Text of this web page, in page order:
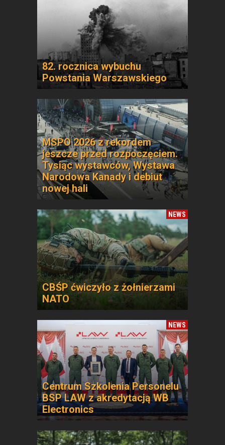
82. rocznica wybuchu
Powstania Warszawskiego
MSPO 2026 z rekordem
jeszcze przed rozpoczęciem.
Tysiąc wystawców, Wystawa
Narodowa Kanady i debiut
nowej hali
NEWS
CBŚP ćwiczyło z żołnierzami
NATO
NEWS
Centrum Szkolenia Personelu
BSP LAW z akredytacją WB
Electronics